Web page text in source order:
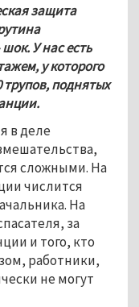
защита
У нас есть
у которого
трупов, поднятых
в деле
сложными. На
числится
На
за
и того, кто
работники,
не могут